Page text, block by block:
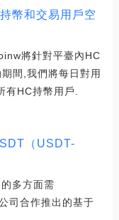
幣和交易用戶空
將針對平臺內HC
間,我們將每日對用
有HC持幣用戶.
（USDT-
多方面需
司合作推出的基于